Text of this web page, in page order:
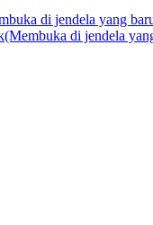
di jendela yang
di jendela